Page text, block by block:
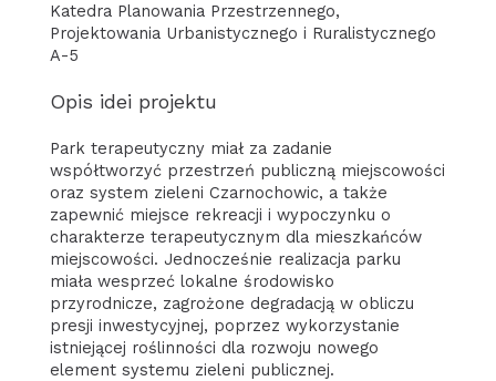
Katedra Planowania Przestrzennego,
Projektowania Urbanistycznego i Ruralistycznego
A-5
Opis idei projektu
Park terapeutyczny miał za zadanie
współtworzyć przestrzeń publiczną miejscowości
oraz system zieleni Czarnochowic, a także
zapewnić miejsce rekreacji i wypoczynku o
charakterze terapeutycznym dla mieszkańców
miejscowości. Jednocześnie realizacja parku
miała wesprzeć lokalne środowisko
przyrodnicze, zagrożone degradacją w obliczu
presji inwestycyjnej, poprzez wykorzystanie
istniejącej roślinności dla rozwoju nowego
element systemu zieleni publicznej.